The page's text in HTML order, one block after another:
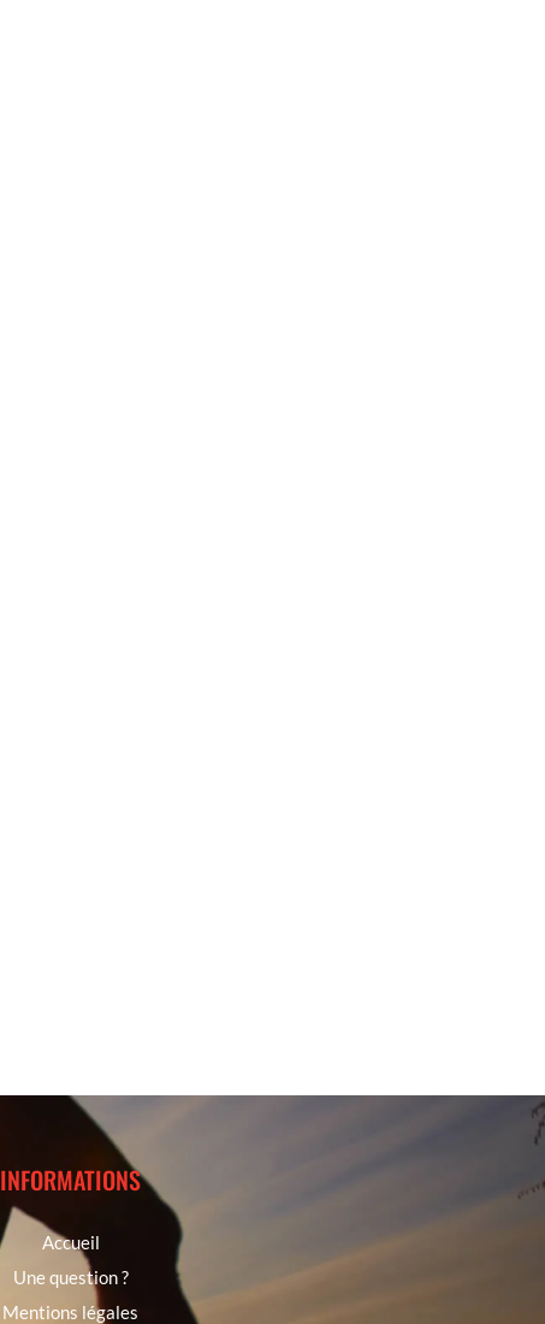
INFORMATIONS
Accueil
Une question ?
Mentions légales